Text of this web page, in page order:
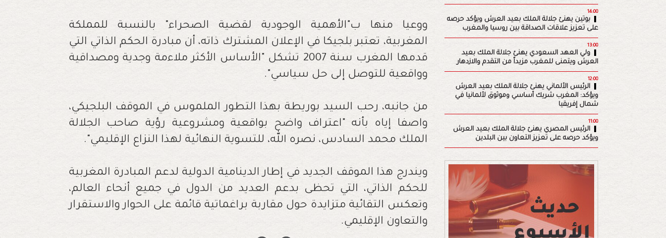
ووعيا منها ب"الأهمية الوجودية لقضية الصحراء" بالنسبة للمملكة
المغربية، تعتبر بلجيكا في الإعلان المشترك ذاته، أن مبادرة الحكم الذاتي التي
قدمها المغرب سنة 2007 تشكل "الأساس الأكثر ملاءمة وجدية ومصداقية
وواقعية للتوصل إلى حل سياسي".
من جانبه، رحب السيد بوريطة بهذا التطور الملموس في الموقف البلجيكي،
واصفا إياه بأنه "اعتراف واضح بواقعية ومشروعية رؤية صاحب الجلالة
الملك محمد السادس، نصره الله، للتسوية النهائية لهذا النزاع الإقليمي".
ويندرج هذا الموقف الجديد في إطار الدينامية الدولية لدعم المبادرة المغربية
للحكم الذاتي، التي تحظى بدعم العديد من الدول في جميع أنحاء العالم،
وتعكس التقائية متزايدة حول مقاربة براغماتية قائمة على الحوار والاستقرار
والتعاون الإقليمي.
14:00
بوتين يهنئ جلالة الملك بعيد العرش ويؤكد حرصه
على تعزيز علاقات الصداقة بين روسيا والمغرب
13:00
ولي العهد السعودي يهنئ جلالة الملك بعيد
العرش ويتمنى للمغرب مزيداً من التقدم والازدهار
12:00
الرئيس الألماني يهنئ جلالة الملك بعيد العرش
ويؤكد: المغرب شريك أساسي وموثوق لألمانيا في
شمال إفريقيا
11:00
الرئيس المصري يهنئ جلالة الملك بعيد العرش
ويؤكد حرصه على تعزيز التعاون بين البلدين